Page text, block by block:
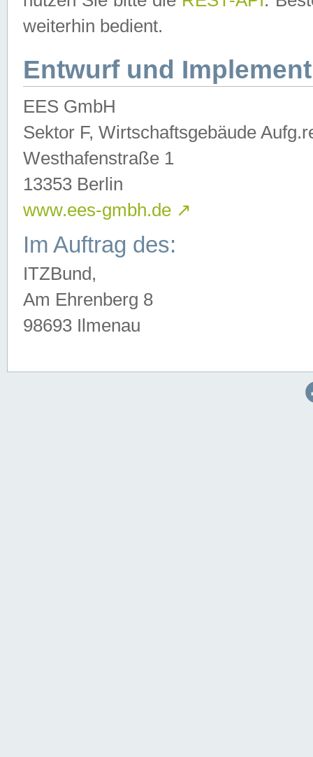
weiterhin bedient.
Entwurf und
EES GmbH
Sektor F, Wirtschaftsgebäude
Westhafenstraße 1
13353 Berlin
www.ees-gmbh.de ↗
Im Auftrag des:
ITZBund,
Am Ehrenberg 8
98693 Ilmenau